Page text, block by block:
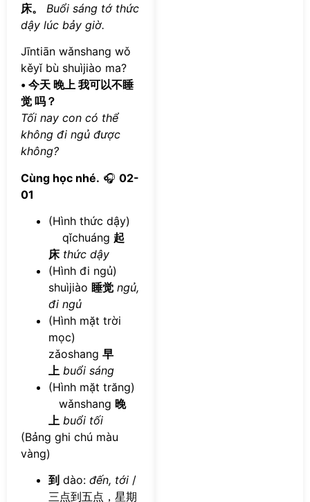
床。
Buổi sáng tớ thức
dậy lúc bảy giờ.
Jīntiān wǎnshang wǒ
kěyǐ bù shuìjiào ma?
• 今天 晚上 我可以不睡
觉 吗？
Tối nay con có thể
không đi ngủ được
không?
Cùng học nhé. 🎧 02-
01
(Hình thức dậy)
qǐchuáng 起
床 thức dậy
(Hình đi ngủ)
shuìjiào 睡觉 ngủ,
đi ngủ
(Hình mặt trời
mọc)
zǎoshang 早
上 buổi sáng
(Hình mặt trăng)
wǎnshang 晚
上 buổi tối
(Bảng ghi chú màu
vàng)
到 dào: đến, tới /
三点到五点，星期